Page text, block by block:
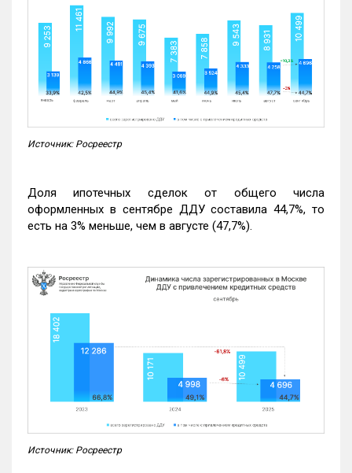
Источник: Росреестр
Доля ипотечных сделок от общего числа
оформленных в сентябре ДДУ составила 44,7%, то
есть на 3% меньше, чем в августе (47,7%).
Источник: Росреестр